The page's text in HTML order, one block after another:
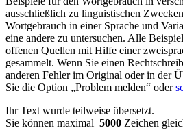
ausschließlich zu linguistischen
Wortgebrauch in einer Sprache und
eine andere zu untersuchen. Alle
offenen Quellen mit Hilfe einer
gesammelt. Wenn Sie einen
anderen Fehler im Original oder in der
Sie die Option „Problem melden“ oder
Ihr Text wurde teilweise übersetzt.
Sie können maximal 5000 Zeichen